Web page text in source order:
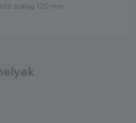
szalag 120 mm